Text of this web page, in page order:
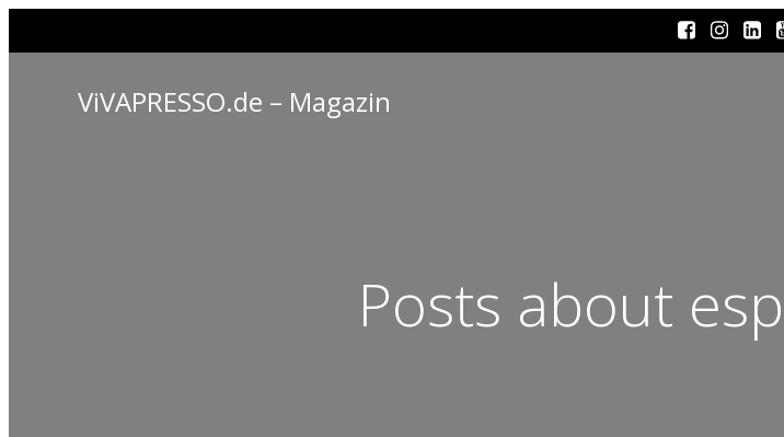
ViVAPRESSO.de – Magazin
Posts about